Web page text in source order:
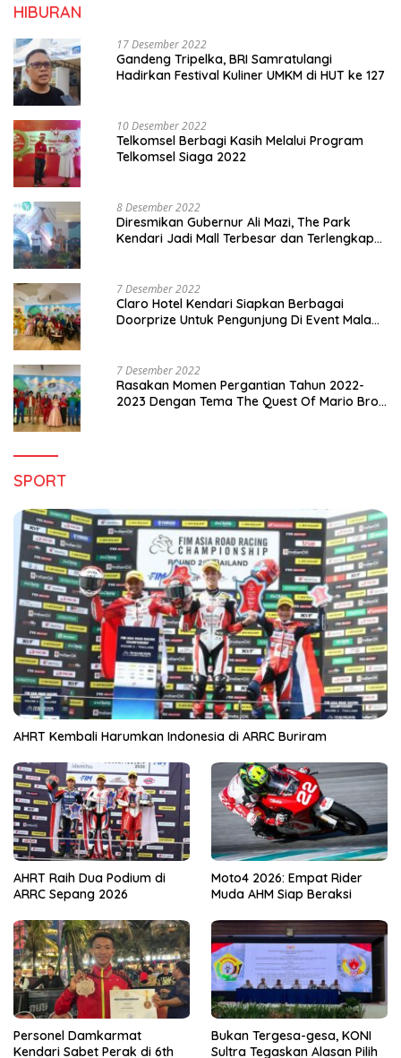
HIBURAN
17 Desember 2022
Gandeng Tripelka, BRI Samratulangi
Hadirkan Festival Kuliner UMKM di HUT ke 127
10 Desember 2022
Telkomsel Berbagi Kasih Melalui Program
Telkomsel Siaga 2022
8 Desember 2022
Diresmikan Gubernur Ali Mazi, The Park
Kendari Jadi Mall Terbesar dan Terlengkap
7 Desember 2022
Claro Hotel Kendari Siapkan Berbagai
Doorprize Untuk Pengunjung Di Event Malam
7 Desember 2022
Rasakan Momen Pergantian Tahun 2022-
2023 Dengan Tema The Quest Of Mario Bros
SPORT
AHRT Kembali Harumkan Indonesia di ARRC Buriram
AHRT Raih Dua Podium di
ARRC Sepang 2026
Moto4 2026: Empat Rider
Muda AHM Siap Beraksi
Personel Damkarmat
Kendari Sabet Perak di 6th
Bukan Tergesa-gesa, KONI
Sultra Tegaskan Alasan Pilih